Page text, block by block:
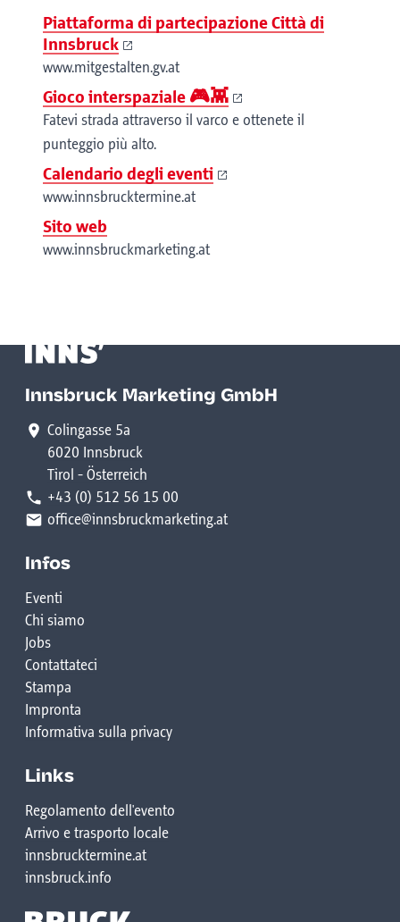
Piattaforma di partecipazione Città di
Innsbruck
www.mitgestalten.gv.at
Gioco interspaziale 🎮👾
Fatevi strada attraverso il varco e ottenete il
punteggio più alto.
Calendario degli eventi
www.innsbrucktermine.at
Sito web
www.innsbruckmarketing.at
Innsbruck Marketing GmbH
Colingasse 5a
6020 Innsbruck
Tirol - Österreich
+43 (0) 512 56 15 00
office@innsbruckmarketing.at
Infos
Eventi
Chi siamo
Jobs
Contattateci
Stampa
Impronta
Informativa sulla privacy
Links
Regolamento dell'evento
Arrivo e trasporto locale
innsbrucktermine.at
innsbruck.info